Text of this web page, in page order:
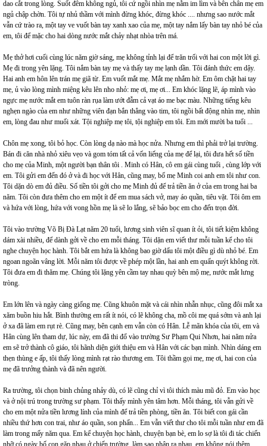
dao cắt trong lòng. Suốt đêm không ngủ, tôi cứ ngồi nhìn mẹ nằm im lìm và bên chân mẹ em
ngủ chập chờn. Tôi tự nhủ thầm với mình đừng khóc, đừng khóc .... nhưng sao nước mắt
vẫn cứ trào ra, một tay ve vuốt bàn tay xanh xao của mẹ, một tay nắm lấy bàn tay nhỏ bé của
em, tôi để mặc cho hai dòng nước mắt chảy nhạt nhòa trên má.
Mẹ thở hơi cuối cùng lúc năm giờ sáng, mẹ không tỉnh lại để trăn trối với hai con một lời gì.
Mẹ đi trong yên lặng. Tôi nắm bàn tay mẹ và thấy tay mẹ lạnh dần. Tôi đánh thức em dậy.
Hai anh em hôn lên trán mẹ giã từ. Em vuốt mắt mẹ. Mắt mẹ nhắm hờ. Em ôm chặt hai tay
mẹ, ủ vào lòng mình miệng kêu lên nho nhỏ: mẹ ơi, mẹ ơi... Em khóc lặng lẽ, áp mình vào
ngực mẹ nước mắt em tuôn ràn rụa làm ướt đẫm cả vạt áo me bạc màu. Những tiếng kêu
nghẹn ngào của em như những viên đạn bắn thẳng vào tim, tôi ngồi bất động nhìn mẹ, nhìn
em, lòng đau như muối xát. Tội nghiệp mẹ tôi, tội nghiệp em tôi. Em mới mười ba tuổi ...
Chôn mẹ xong, tôi bỏ học. Còn lòng dạ nào mà học nửa. Nhưng em thì phải trở lại trường.
Bán đi căn nhà nhỏ xiêu vẹo và gom tóm tất cả vốn liếng của mẹ để lại, tôi đưa hết số tiền
cho mẹ của Minh, một người bạn thân tôi . Minh có Hân, cô em gái cùng tuổi , cùng lớp với
em. Tôi gửi em đến đó ở và đi học với Hân, cũng may, bố mẹ Minh coi anh em tôi như con.
Tôi dặn dò em đủ điều. Số tiền tôi gởi cho mẹ Minh đủ để trả tiền ăn ở của em trong hai ba
năm. Tôi còn đưa thêm cho em một ít để em mua sách vở, may áo quần, tiêu vặt. Tôi ôm em
và hứa với lòng, hứa với vong hồn mẹ là sẽ lo lắng, sẽ bảo bọc em cho đến trọn đời.
Tôi vào trường Võ Bị Đà Lạt năm 20 tuổi, lương sinh viên sĩ quan ít ỏi, tôi tiết kiệm không
dám xài nhiều, để dành gởi về cho em mỗi tháng. Tôi dặn em viết thư mỗi tuần kể cho tôi
nghe chuyện học hành. Tôi bắt em hứa là không bao giờ dấu tôi một điều gì dù nhỏ bé. Em
ngoan ngoãn vâng lời. Mỗi năm tôi được về phép một lần, hai anh em quấn quýt không rời.
Tôi đưa em đi thăm mẹ. Chúng tôi lặng yên cầm tay nhau quỳ bên mộ mẹ, nước mắt lưng
tròng.
Em lớn lên và ngày càng giống mẹ. Cũng khuôn mặt và cái nhìn nhẫn nhục, cũng đôi mắt xa
xăm buồn hiu hắt. Bình thường em rất ít nói, có lẽ không cha, mồ côi mẹ quá sớm và anh lại
ở xa đã làm em rụt rè. Cũng may, bên cạnh em vẫn còn có Hân. Lễ mãn khóa của tôi, em và
Hân cùng lên tham dự, lúc này, em đã thi đổ vào trường Sư Phạm Qui Nhơn, hai năm nửa
em sẽ trở thành cô giáo, tôi hãnh diện giới thiệu em và Hân với các bạn mình. Nhìn dáng em
thẹn thùng e ấp, tôi thấy lòng mình rạt rào thương em. Tôi thầm gọi mẹ, mẹ ơi, hai con của
mẹ đã trưởng thành và đã nên người.
Ra trường, tôi chọn binh chủng nhảy dù, có lẽ cũng chỉ vì tôi thích màu mũ đỏ. Em vào học
và ở nội trú trong trường sư phạm. Tôi thấy mình yên tâm hơn. Mỗi tháng, tôi vẫn gửi về
cho em một nửa tiền lương lính của mình để trả tiền phòng, tiền ăn. Tôi biết con gái cần
nhiều thứ hơn con trai, như áo quần, son phấn... Em vẫn viết thư cho tôi mỗi tuần như em đã
làm trong mấy năm qua. Em kể chuyện học hành, chuyện bạn bè, em lo sợ là tôi đi tác chiến
nhỡ có ngày bố con gặp nhau ở chiến trường, làm sao nhận ra nhau, em không nói thêm,